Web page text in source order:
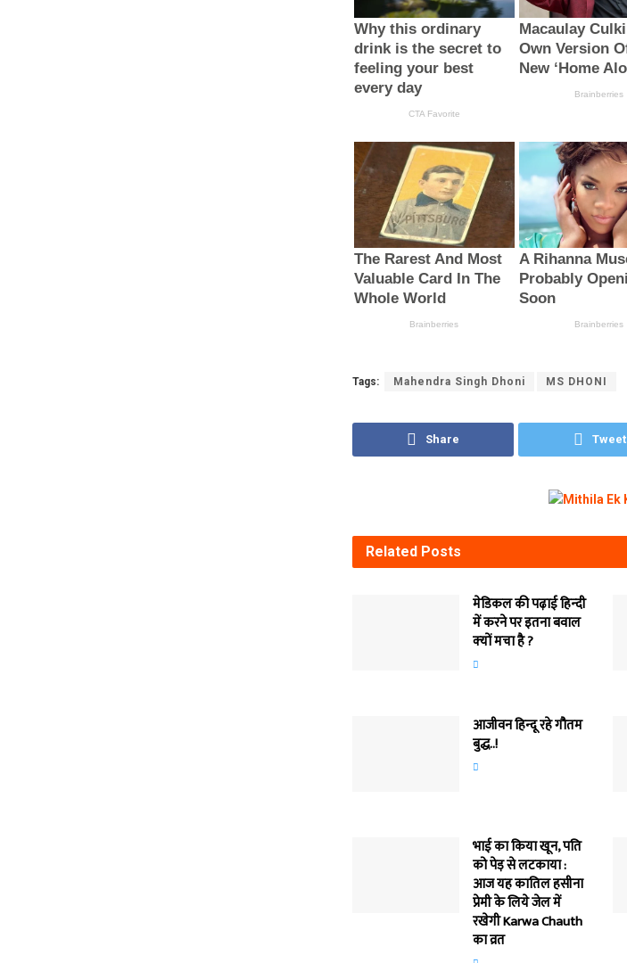
Tags: Mahendra Singh Dhoni MS DHONI
Share Tweet
RelatedPosts
मेडिकल की पढ़ाई हिन्‍दी
में करने पर इतना बवाल
क्‍यों मचा है ?
आजीवन हिन्दू रहे गौतम
बुद्ध..!
भाई का किया खून, पति
को पेड़ से लटकाया :
आज यह कातिल हसीना
प्रेमी के लिये जेल में
रखेगी Karwa Chauth
का व्रत